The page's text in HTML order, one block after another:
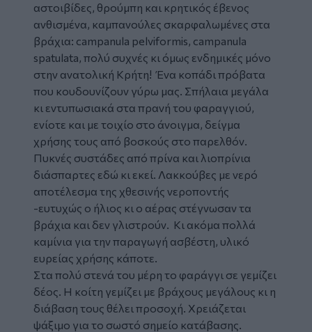
αστοιβίδες, θρούμπη και κρητικός έβενος
ανθισμένα, καμπανούλες σκαρφαλωμένες στα
βράχια: campanula pelviformis, campanula
spatulata, πολύ συχνές κι όμως ενδημικές μόνο
στην ανατολική Κρήτη! Ένα κοπάδι πρόβατα
που κουδουνίζουν γύρω μας. Σπήλαια μεγάλα
κι εντυπωσιακά στα πρανή του φαραγγιού,
ενίοτε και με τοιχίο στο άνοιγμα, δείγμα
χρήσης τους από βοσκούς στο παρελθόν.
Πυκνές συστάδες από πρίνα και λιοπρίνια
διάσπαρτες εδώ κι εκεί. Λακκούβες με νερό
αποτέλεσμα της χθεσινής νεροποντής
-ευτυχώς ο ήλιος κι ο αέρας στέγνωσαν τα
βράχια και δεν γλιστρούν. Κι ακόμα πολλά
καμίνια για την παραγωγή ασβέστη, υλικό
ευρείας χρήσης κάποτε.
Στα πολύ στενά του μέρη το φαράγγι σε γεμίζει
δέος. Η κοίτη γεμίζει με βράχους μεγάλους κι η
διάβαση τους θέλει προσοχή. Χρειάζεται
ψάξιμο για το σωστό σημείο κατάβασης.